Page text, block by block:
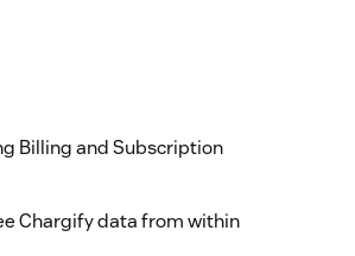
Billing and Subscription
Chargify data from within